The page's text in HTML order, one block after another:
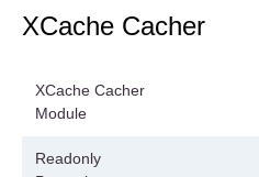
XCache Cacher
XCache Cacher
Module
Readonly